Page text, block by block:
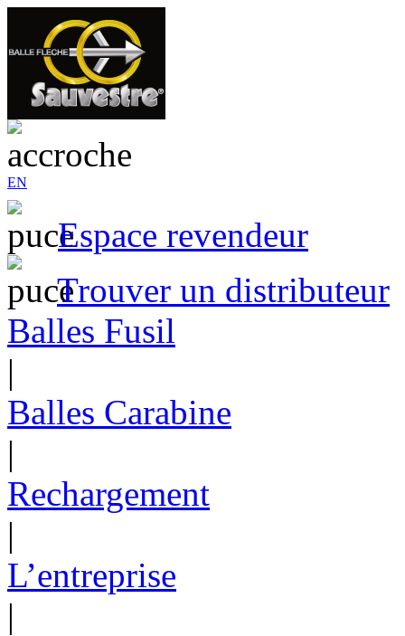
EN
Espace revendeur
Trouver un distributeur
Balles Fusil
|
Balles Carabine
|
Rechargement
|
L’entreprise
|